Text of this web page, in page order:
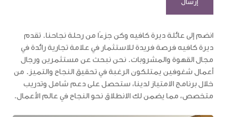
انضم إلى عائلة ديرة كافيه وكن جزءًا من رحلة نجاحنا. تقدم
ديرة كافيه فرصة فريدة للاستثمار في علامة تجارية رائدة في
مجال القهوة والمشروبات. نحن نبحث عن مستثمرين ورجال
أعمال شغوفين يمتلكون الرغبة في تحقيق النجاح والتميز. من
خلال برنامج الامتياز لدينا، ستحصل على دعم شامل وتدريب
متخصص، مما يضمن لك الانطلاق نحو النجاح في عالم الأعمال.